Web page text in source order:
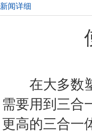
新闻详细
在大多数塑
需要用到三合
更高的三合一